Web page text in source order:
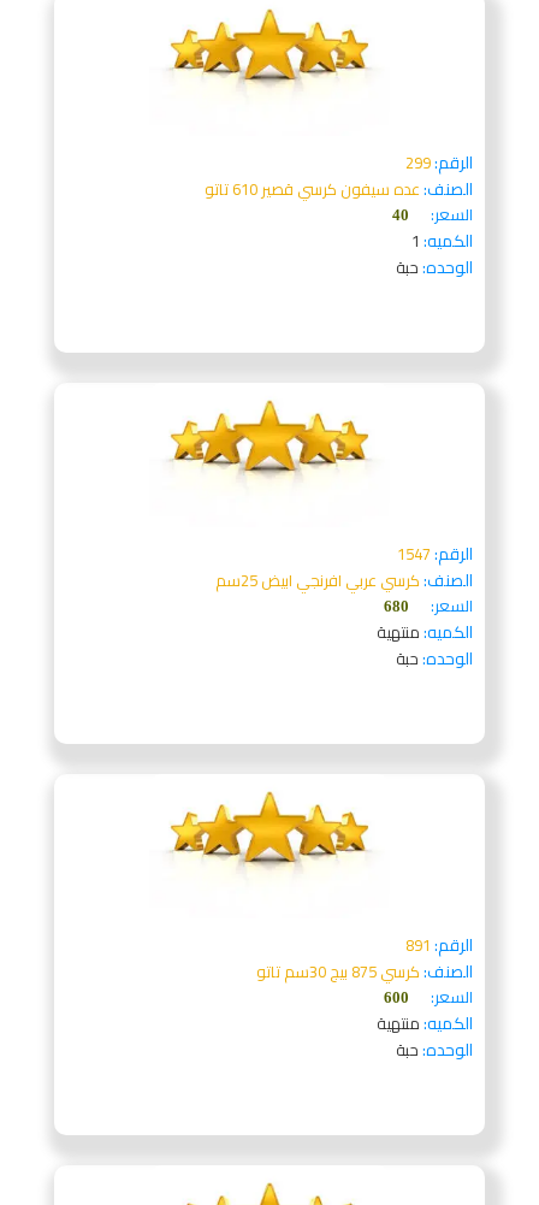
الرقم:299
الصنف:عده سيفون كرسي قصير 610 تاتو
السعر:
40
الكميه: 1
الوحده:حبة
الرقم:1547
الصنف:كرسي عربي افرنجي ابيض 25سم
السعر:
680
الكميه:منتهية
الوحده:حبة
الرقم: 891
الصنف:كرسي 875 بيج 30سم تاتو
السعر:
600
الكميه:منتهية
الوحده:حبة